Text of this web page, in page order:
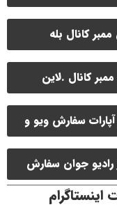
کانال بله
کانال سروش
سفارش ویو و
آپارات
سفارش
جوان